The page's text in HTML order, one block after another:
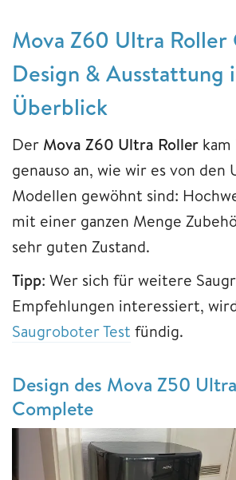
Mova Z60 Ultra
Design & Ausstattung
Überblick
Der Mova Z60 Ultra Roller kam
genauso an, wie wir es von
Modellen gewöhnt sind:
mit einer ganzen Menge
sehr guten Zustand.
Tipp: Wer sich für weitere
Empfehlungen interessiert,
Saugroboter Test fündig.
Design des Mova Z50
Complete